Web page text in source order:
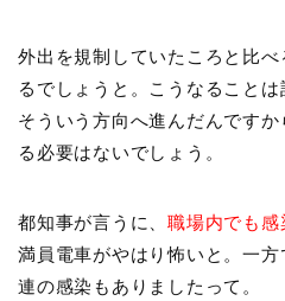
外出を規制していたころと比べ
るでしょうと。こうなることは
そういう方向へ進んだんです
る必要はないでしょう。
都知事が言うに、職場内でも感
満員電車がやはり怖いと。一
連の感染もありましたって。